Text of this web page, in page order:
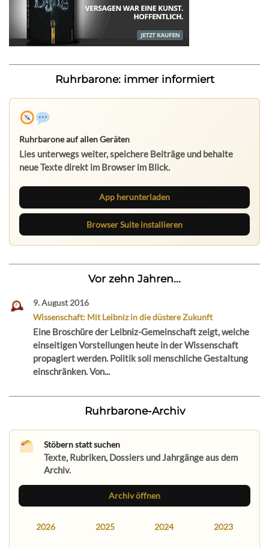
Ruhrbarone: immer informiert
Ruhrbarone auf allen Geräten
Lies unterwegs weiter, speichere Beiträge und behalte
neue Texte direkt im Browser im Blick.
App herunterladen
Browser Suite installieren
Vor zehn Jahren...
9. August 2016
Wissenschaft: Mit Leibniz in die düstere Zukunft
Eine Broschüre der Leibniz-Gemeinschaft zeigt, welche
einseitigen Vorstellungen heute in der Wissenschaft
propagiert werden. Politik soll menschliche Gestaltung
einschränken. Von...
Ruhrbarone-Archiv
Stöbern statt suchen
Texte, Rubriken, Dossiers und Jahrgänge aus dem
Archiv.
Archiv öffnen
2026 2025 2024 2023